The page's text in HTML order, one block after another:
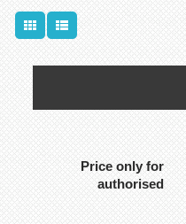
Price only for
authorised